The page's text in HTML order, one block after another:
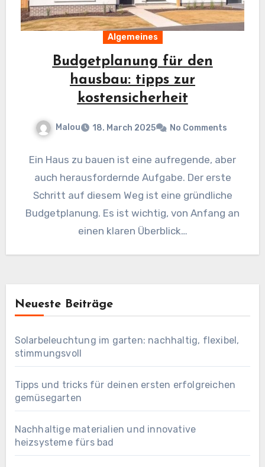
Algemeines
Budgetplanung für den
hausbau: tipps zur
kostensicherheit
Malou 18. March 2025 No Comments
Ein Haus zu bauen ist eine aufregende, aber
auch herausfordernde Aufgabe. Der erste
Schritt auf diesem Weg ist eine gründliche
Budgetplanung. Es ist wichtig, von Anfang an
einen klaren Überblick…
Neueste Beiträge
Solarbeleuchtung im garten: nachhaltig, flexibel,
stimmungsvoll
Tipps und tricks für deinen ersten erfolgreichen
gemüsegarten
Nachhaltige materialien und innovative
heizsysteme fürs bad